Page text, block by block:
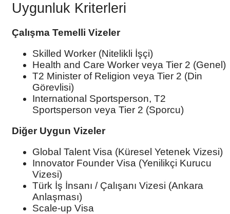
Uygunluk Kriterleri
Çalışma Temelli Vizeler
Skilled Worker (Nitelikli İşçi)
Health and Care Worker veya Tier 2 (Genel)
T2 Minister of Religion veya Tier 2 (Din
Görevlisi)
International Sportsperson, T2
Sportsperson veya Tier 2 (Sporcu)
Diğer Uygun Vizeler
Global Talent Visa (Küresel Yetenek Vizesi)
Innovator Founder Visa (Yenilikçi Kurucu
Vizesi)
Türk İş İnsanı / Çalışanı Vizesi (Ankara
Anlaşması)
Scale-up Visa